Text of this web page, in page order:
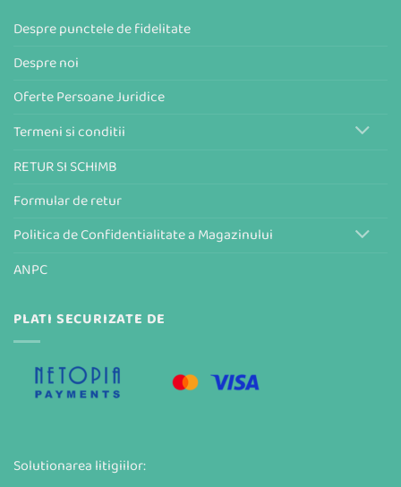
Despre punctele de fidelitate
Despre noi
Oferte Persoane Juridice
Termeni si conditii
RETUR SI SCHIMB
Formular de retur
Politica de Confidentialitate a Magazinului
ANPC
PLATI SECURIZATE DE
Solutionarea litigiilor: